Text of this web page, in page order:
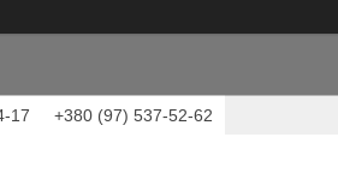
17 +380 (97) 537-52-62